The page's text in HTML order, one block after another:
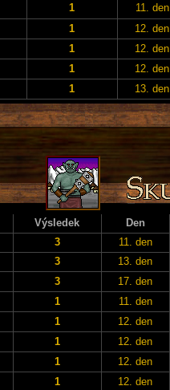
1 11. den
1 12. den
1 12. den
1 12. den
1 13. den
Výsledek Den
3 11. den
3 13. den
3 17. den
1 11. den
1 12. den
1 12. den
1 12. den
1 12. den